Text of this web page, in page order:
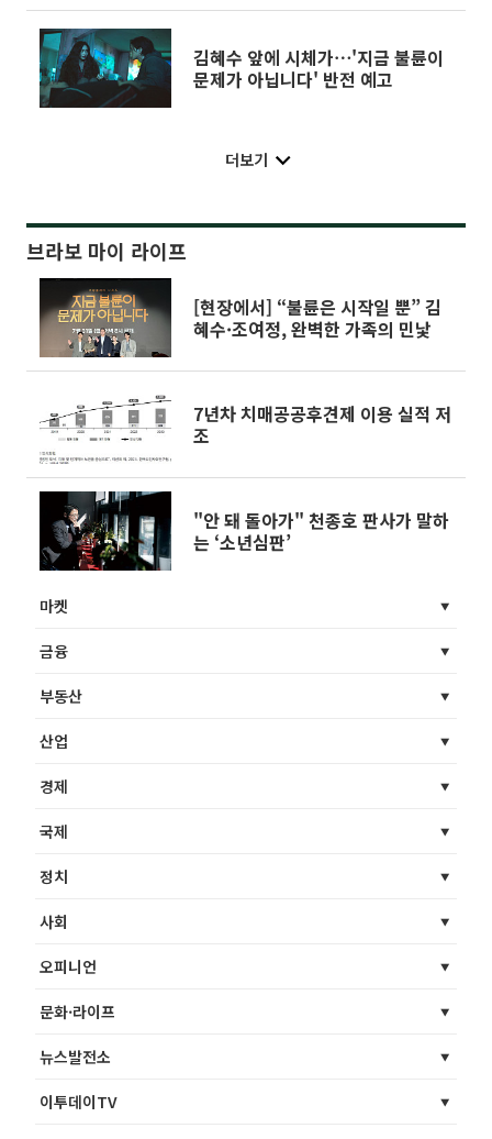
김혜수 앞에 시체가⋯'지금 불륜이
문제가 아닙니다' 반전 예고
더보기
브라보 마이 라이프
[현장에서] “불륜은 시작일 뿐” 김
혜수·조여정, 완벽한 가족의 민낯
7년차 치매공공후견제 이용 실적 저
조
"안 돼 돌아가" 천종호 판사가 말하
는 ‘소년심판’
마켓
금융
부동산
산업
경제
국제
정치
사회
오피니언
문화·라이프
뉴스발전소
이투데이TV